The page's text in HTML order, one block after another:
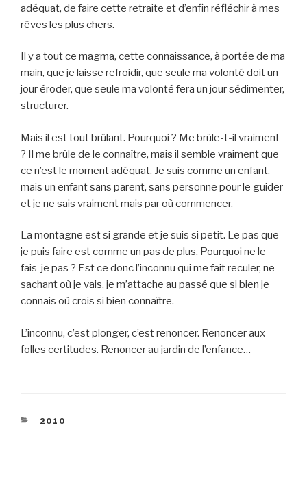
adéquat, de faire cette retraite et d’enfin réfléchir à mes
rêves les plus chers.
Il y a tout ce magma, cette connaissance, à portée de ma
main, que je laisse refroidir, que seule ma volonté doit un
jour éroder, que seule ma volonté fera un jour sédimenter,
structurer.
Mais il est tout brûlant. Pourquoi ? Me brûle-t-il vraiment
? Il me brûle de le connaître, mais il semble vraiment que
ce n’est le moment adéquat. Je suis comme un enfant,
mais un enfant sans parent, sans personne pour le guider
et je ne sais vraiment mais par où commencer.
La montagne est si grande et je suis si petit. Le pas que
je puis faire est comme un pas de plus. Pourquoi ne le
fais-je pas ? Est ce donc l’inconnu qui me fait reculer, ne
sachant où je vais, je m’attache au passé que si bien je
connais où crois si bien connaître.
L’inconnu, c’est plonger, c’est renoncer. Renoncer aux
folles certitudes. Renoncer au jardin de l’enfance…
CATEGORIES
2010